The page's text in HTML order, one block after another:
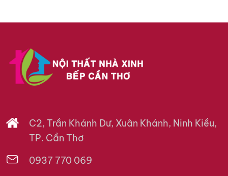
C2, Trần Khánh Dư, Xuân Khánh, Ninh Kiều,
TP. Cần Thơ
0937 770 069